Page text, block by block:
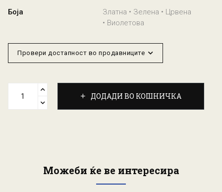
Боја
Златна • Зелена • Црвена
• Виолетова
Провери достапност во продавниците
ДОДАДИ ВО КОШНИЧКА
Можеби ќе ве интересира